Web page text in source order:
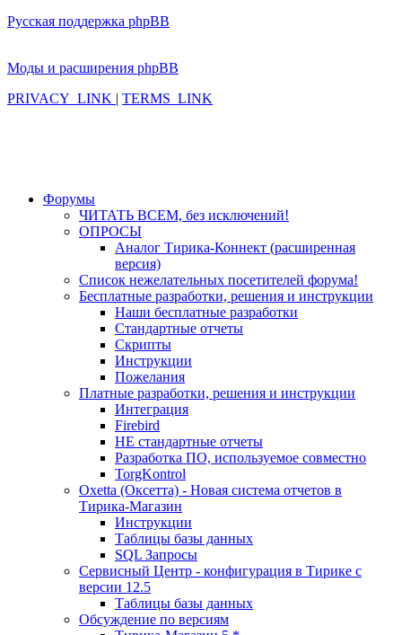
Русская поддержка phpBB
Моды и расширения phpBB
PRIVACY_LINK | TERMS_LINK
Форумы
ЧИТАТЬ ВСЕМ, без исключений!
ОПРОСЫ
Аналог Тирика-Коннект (расширенная
версия)
Список нежелательных посетителей форума!
Бесплатные разработки, решения и инструкции
Наши бесплатные разработки
Стандартные отчеты
Скрипты
Инструкции
Пожелания
Платные разработки, решения и инструкции
Интеграция
Firebird
НЕ стандартные отчеты
Разработка ПО, используемое совместно
TorgKontrol
Oxetta (Оксетта) - Новая система отчетов в
Тирика-Магазин
Инструкции
Таблицы базы данных
SQL Запросы
Сервисный Центр - конфигурация в Тирике с
версии 12.5
Таблицы базы данных
Обсуждение по версиям